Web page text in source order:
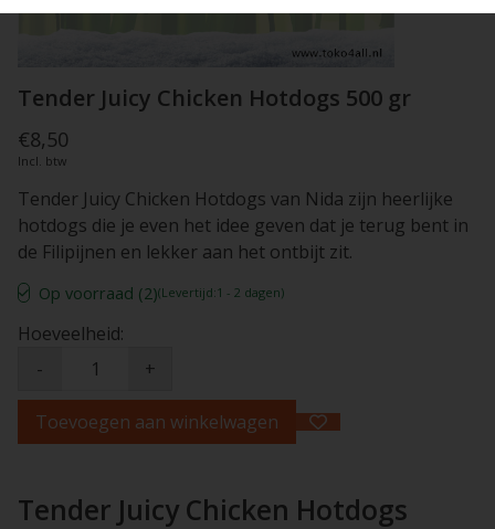
Tender Juicy Chicken Hotdogs 500 gr
€8,50
Incl. btw
Tender Juicy Chicken Hotdogs van Nida zijn heerlijke
hotdogs die je even het idee geven dat je terug bent in
de Filipijnen en lekker aan het ontbijt zit.
Op voorraad (2)(Levertijd:1 - 2 dagen)
Hoeveelheid:
-
+
Toevoegen aan winkelwagen
Tender Juicy Chicken Hotdogs